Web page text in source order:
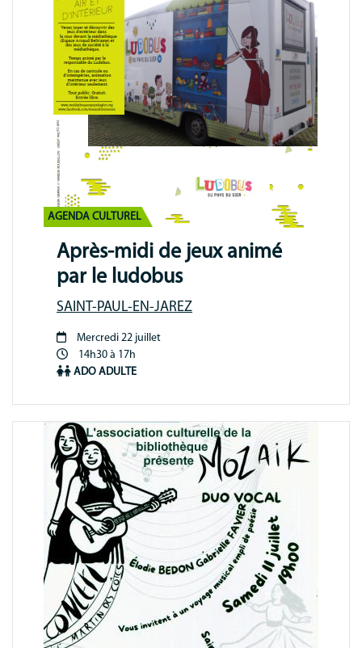
AGENDA CULTUREL
Après-midi de jeux animé
par le ludobus
SAINT-PAUL-EN-JAREZ
Période
animation
Mercredi 22 juillet
14h30 à 17h
ADO ADULTE